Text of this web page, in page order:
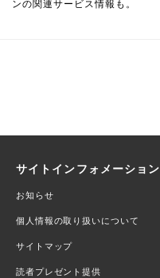
ンの関連サービス情報も。
サイトインフォメーション
お知らせ
個人情報の取り扱いについて
サイトマップ
読者プレゼント提供